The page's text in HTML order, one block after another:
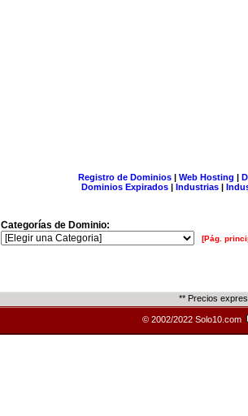
Registro de Dominios| Web Hosting |
Dominios Expirados | Industrias |
Categorías de Dominio:
[Pág.
** Precios
© 2002/2022 Solo10.com